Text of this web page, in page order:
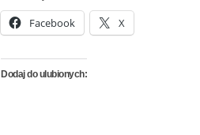
Facebook X
Dodaj do ulubionych: